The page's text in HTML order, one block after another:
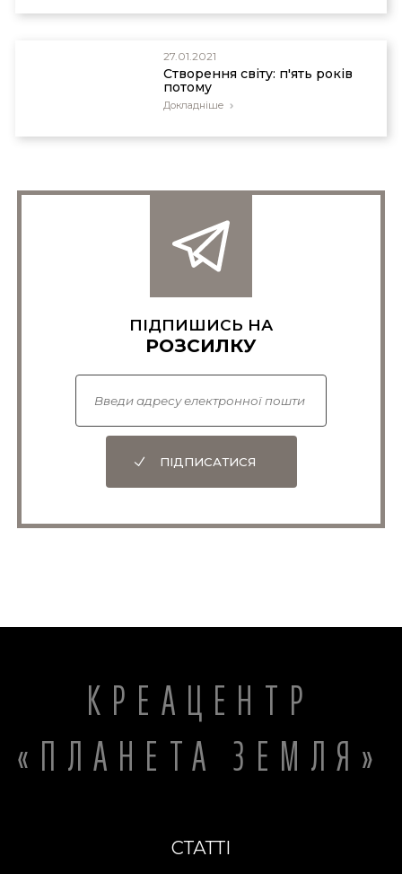
27.01.2021
Cтворення світу: п'ять років
потому
Докладніше
ПІДПИШИСЬ НА
РОЗСИЛКУ
ПІДПИСАТИСЯ
КРЕАЦЕНТР
«ПЛАНЕТА ЗЕМЛЯ»
СТАТТІ